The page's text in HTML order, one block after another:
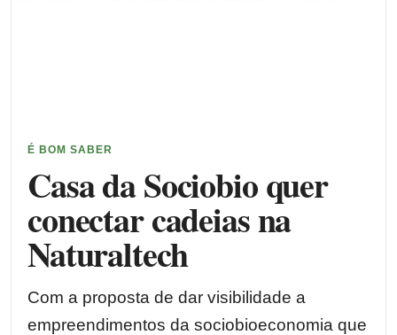
É BOM SABER
Casa da Sociobio quer
conectar cadeias na
Naturaltech
Com a proposta de dar visibilidade a
empreendimentos da sociobioeconomia que